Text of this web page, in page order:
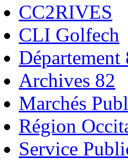
CC2RIVES
CLI Golfech
Département
Archives 82
Marchés
Région
Service